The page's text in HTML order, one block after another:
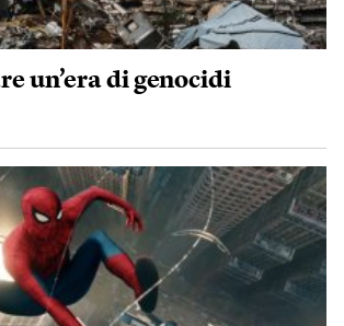
un’era di genocidi